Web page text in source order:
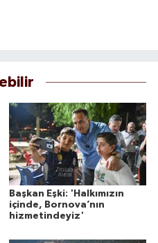
Başkan Eşki: 'Halkımızın
içinde, Bornova’nın
hizmetindeyiz'